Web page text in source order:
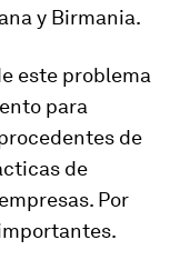
y Birmania.
este problema
para
de
de
Por